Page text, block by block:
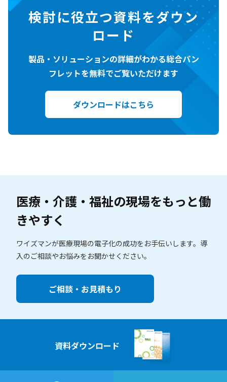
検討に役立つ資料をダウン
ロード
製品・ソリューションの詳細がわかる総合パン
フレットを無料でご覧いただけます
ダウンロードはこちら
医療・介護・福祉の現場をもっと働
きやすく
ワイズマンが医療現場の電子化の成功をお手伝いします。 導
入のご相談やお悩みをお聞かせください。
ご相談・お見積もり
資料ダウンロード